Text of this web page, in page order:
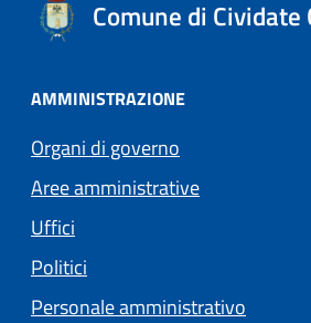
Comune di Cividate
AMMINISTRAZIONE
Organi di governo
Aree amministrative
Uffici
Politici
Personale amministrativo